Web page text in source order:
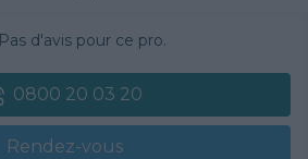
Pas d'avis pour ce pro.
0800 20 03 20
Rendez-vous